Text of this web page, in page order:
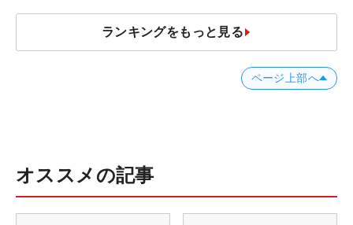
ランキングをもっと見る
ページ上部へ
オススメの記事